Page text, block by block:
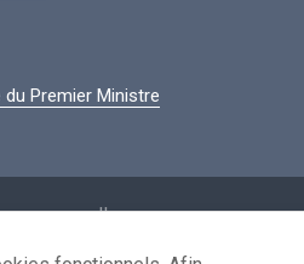
du Premier Ministre
personnelles
de réutilisation